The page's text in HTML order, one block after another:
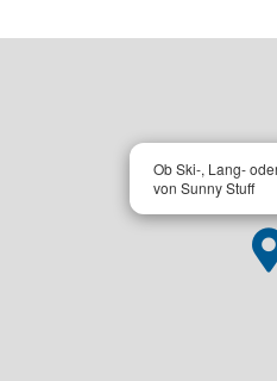
Ob Ski-, Lang-
von Sunny Stuff